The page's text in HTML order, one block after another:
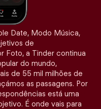
Date, Modo Música,
de
Foto, a Tinder continua
do mundo,
de 55 mil milhões de
as passagens. Por
está uma
É onde vais para